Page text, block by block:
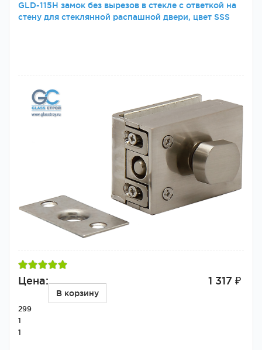
GLD-115H замок без вырезов в стекле с ответкой на
стену для стеклянной распашной двери, цвет SSS
Цена: 1 317 ₽
В корзину
299
1
1